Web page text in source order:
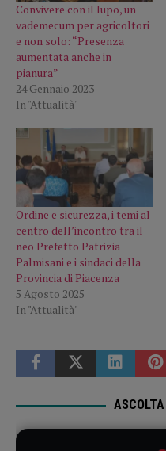
Convivere con il lupo, un
vademecum per agricoltori
e non solo: “Presenza
aumentata anche in
pianura”
24 Gennaio 2023
In "Attualità"
Ordine e sicurezza, i temi al
centro dell’incontro tra il
neo Prefetto Patrizia
Palmisani e i sindaci della
Provincia di Piacenza
5 Agosto 2025
In "Attualità"